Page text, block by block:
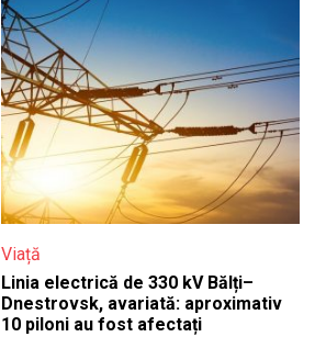
Viață
Linia electrică de 330 kV Bălți–
Dnestrovsk, avariată: aproximativ
10 piloni au fost afectați